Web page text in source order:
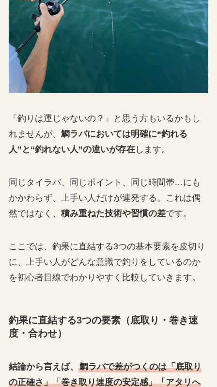
「釣りは運じゃないの？」と思う方もいるかもし
れませんが、 鯛ラバにおいては明確に“釣れる
人”と“釣れない人”の違いが存在します。
同じタイラバ、同じポイント、同じ時間帯…にも
かかわらず、上手い人だけが連発する。これは偶
然ではなく、 積み重ねた技術や習慣の差です。
ここでは、釣果に直結する3つの基本要素を皮切り
に、上手い人がどんな意識で釣りをしているのか
を初心者目線でわかりやすく比較していきます。
釣果に直結する3つの要素（底取り・巻き速
度・合わせ）
結論から言えば、 鯛ラバで差がつくのは「底取り
の正確さ」「巻き取り速度の安定感」「アタリへ